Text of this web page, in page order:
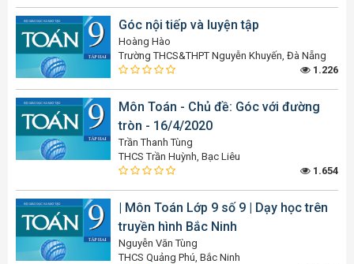
Góc nội tiếp và luyện tập
Hoàng Hào
Trường THCS&THPT Nguyễn Khuyến, Đà Nẵng
1.226
Môn Toán - Chủ đề: Góc với đường
tròn - 16/4/2020
Trần Thanh Tùng
THCS Trần Huỳnh, Bạc Liêu
1.654
| Môn Toán Lớp 9 số 9 | Dạy học trên
truyền hình Bắc Ninh
Nguyễn Văn Tùng
THCS Quảng Phú, Bắc Ninh